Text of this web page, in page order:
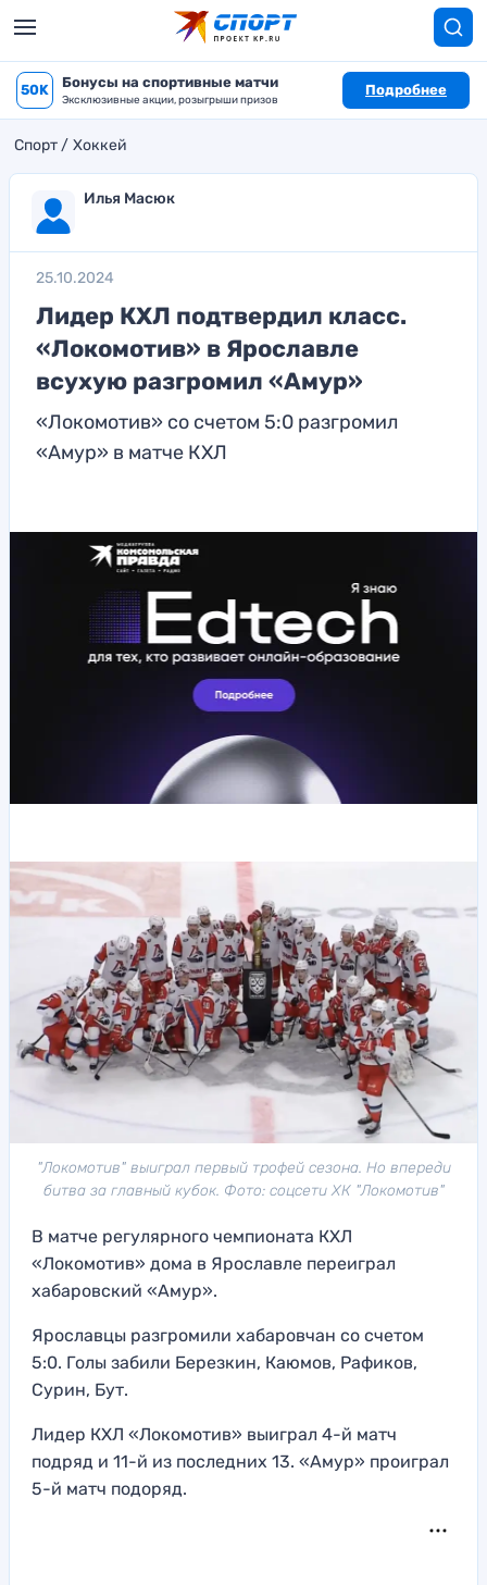
50K Бонусы на спортивные матчи
Эксклюзивные акции, розыгрыши призов
Подробнее
Спорт Хоккей
Илья Масюк
25.10.2024
Лидер КХЛ подтвердил класс.
«Локомотив» в Ярославле
всухую разгромил «Амур»
«Локомотив» со счетом 5:0 разгромил
«Амур» в матче КХЛ
"Локомотив" выиграл первый трофей сезона. Но впереди
битва за главный кубок. Фото: соцсети ХК "Локомотив"
В матче регулярного чемпионата КХЛ
«Локомотив» дома в Ярославле переиграл
хабаровский «Амур».
Ярославцы разгромили хабаровчан со счетом
5:0. Голы забили Березкин, Каюмов, Рафиков,
Сурин, Бут.
Лидер КХЛ «Локомотив» выиграл 4-й матч
подряд и 11-й из последних 13. «Амур» проиграл
5-й матч подоряд.